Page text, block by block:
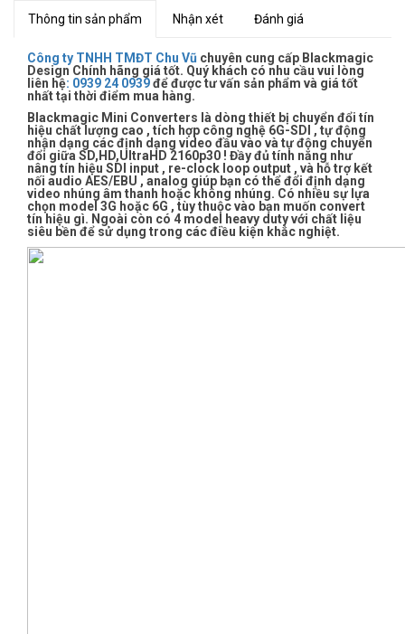
Thông tin sản phẩm Nhận xét Đánh giá
Công ty TNHH TMĐT Chu Vũ chuyên cung cấp Blackmagic
Design Chính hãng giá tốt. Quý khách có nhu cầu vui lòng
liên hệ: 0939 24 0939để được tư vấn sản phẩm và giá tốt
nhất tại thời điểm mua hàng.
Blackmagic Mini Converters là dòng thiết bị chuyển đổi tín
hiệu chất lượng cao , tích hợp công nghệ 6G-SDI , tự động
nhận dạng các định dạng video đầu vào và tự động chuyển
đổi giữa SD,HD,UltraHD 2160p30 ! Đầy đủ tính năng như
nâng tín hiệu SDI input , re-clock loop output , và hỗ trợ kết
nối audio AES/EBU , analog giúp bạn có thể đổi định dạng
video nhúng âm thanh hoặc không nhúng. Có nhiều sự lựa
chọn model 3G hoặc 6G , tùy thuộc vào bạn muốn convert
tín hiệu gì. Ngoài còn có 4 model heavy duty với chất liệu
siêu bền để sử dụng trong các điều kiện khắc nghiệt.